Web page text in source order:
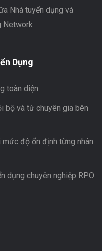
Nhà tuyển dụng và
Network
Dụng
toàn diện
bộ và từ chuyên gia bên
mức độ ổn định từng nhân
dụng chuyên nghiệp RPO